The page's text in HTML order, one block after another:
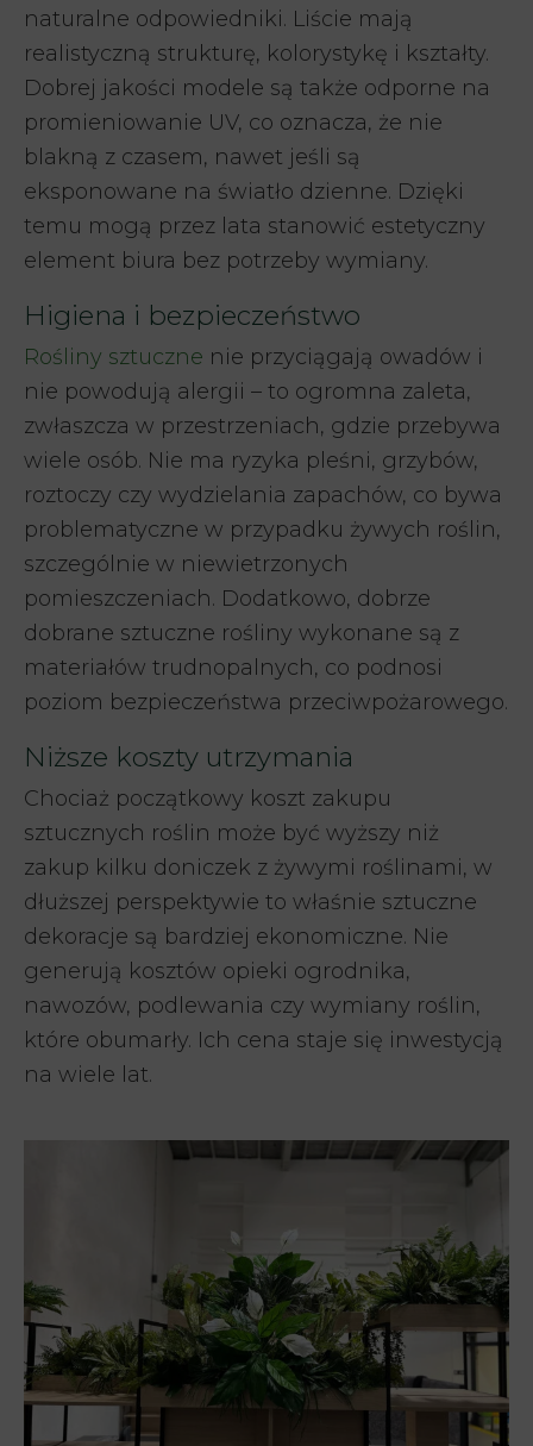
naturalne odpowiedniki. Liście mają
realistyczną strukturę, kolorystykę i kształty.
Dobrej jakości modele są także odporne na
promieniowanie UV, co oznacza, że nie
blakną z czasem, nawet jeśli są
eksponowane na światło dzienne. Dzięki
temu mogą przez lata stanowić estetyczny
element biura bez potrzeby wymiany.
Higiena i bezpieczeństwo
Rośliny sztuczne nie przyciągają owadów i
nie powodują alergii – to ogromna zaleta,
zwłaszcza w przestrzeniach, gdzie przebywa
wiele osób. Nie ma ryzyka pleśni, grzybów,
roztoczy czy wydzielania zapachów, co bywa
problematyczne w przypadku żywych roślin,
szczególnie w niewietrzonych
pomieszczeniach. Dodatkowo, dobrze
dobrane sztuczne rośliny wykonane są z
materiałów trudnopalnych, co podnosi
poziom bezpieczeństwa przeciwpożarowego.
Niższe koszty utrzymania
Chociaż początkowy koszt zakupu
sztucznych roślin może być wyższy niż
zakup kilku doniczek z żywymi roślinami, w
dłuższej perspektywie to właśnie sztuczne
dekoracje są bardziej ekonomiczne. Nie
generują kosztów opieki ogrodnika,
nawozów, podlewania czy wymiany roślin,
które obumarły. Ich cena staje się inwestycją
na wiele lat.